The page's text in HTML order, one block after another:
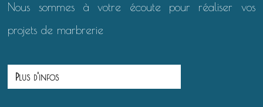
Nous sommes à votre écoute pour réaliser vos
projets de marbrerie
Plus d'infos